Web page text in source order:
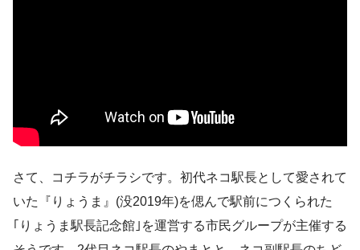
さて、コチラがチラシです。初代ネコ駅長として愛されて
いた『りょうま』(没2019年)を偲んで駅前につくられた
｢りょうま駅長記念館｣を運営する市民グループが主催する